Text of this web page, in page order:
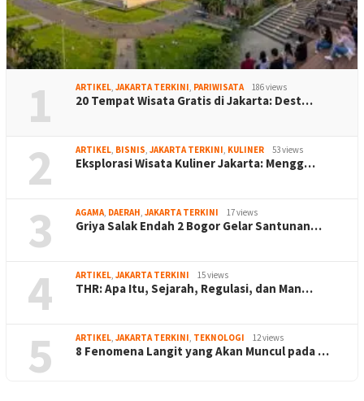
1 ARTIKEL, JAKARTA TERKINI, PARIWISATA 186 views
20 Tempat Wisata Gratis di Jakarta: Dest…
2 ARTIKEL, BISNIS, JAKARTA TERKINI, KULINER 53 views
Eksplorasi Wisata Kuliner Jakarta: Mengg…
3 AGAMA, DAERAH, JAKARTA TERKINI 17 views
Griya Salak Endah 2 Bogor Gelar Santunan…
4 ARTIKEL, JAKARTA TERKINI 15 views
THR: Apa Itu, Sejarah, Regulasi, dan Man…
5 ARTIKEL, JAKARTA TERKINI, TEKNOLOGI 12 views
8 Fenomena Langit yang Akan Muncul pada …